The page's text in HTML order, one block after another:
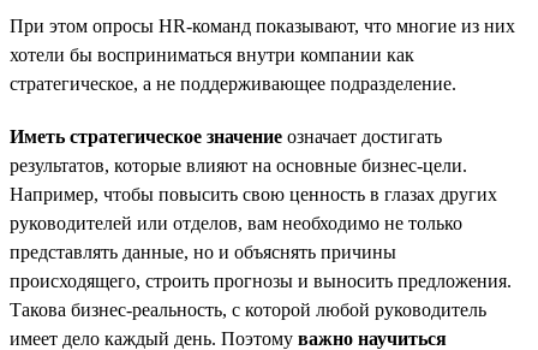
При этом опросы HR-команд показывают, что многие из них
хотели бы восприниматься внутри компании как
стратегическое, а не поддерживающее подразделение.
Иметь стратегическое значение означает достигать
результатов, которые влияют на основные бизнес-цели.
Например, чтобы повысить свою ценность в глазах других
руководителей или отделов, вам необходимо не только
представлять данные, но и объяснять причины
происходящего, строить прогнозы и выносить предложения.
Такова бизнес-реальность, с которой любой руководитель
имеет дело каждый день. Поэтому важно научиться